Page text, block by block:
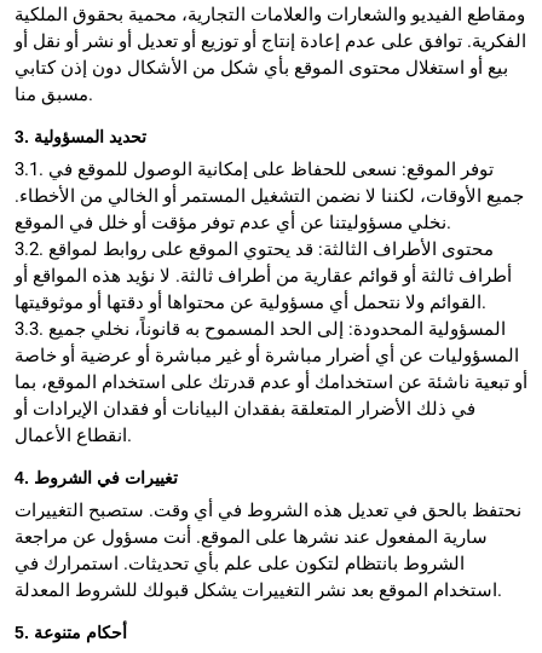
ومقاطع الفيديو والشعارات والعلامات التجارية، محمية بحقوق الملكية
الفكرية. توافق على عدم إعادة إنتاج أو توزيع أو تعديل أو نشر أو نقل أو
بيع أو استغلال محتوى الموقع بأي شكل من الأشكال دون إذن كتابي
مسبق منا.
3. تحديد المسؤولية
3.1. توفر الموقع: نسعى للحفاظ على إمكانية الوصول للموقع في
جميع الأوقات، لكننا لا نضمن التشغيل المستمر أو الخالي من الأخطاء.
نخلي مسؤوليتنا عن أي عدم توفر مؤقت أو خلل في الموقع.
3.2. محتوى الأطراف الثالثة: قد يحتوي الموقع على روابط لمواقع
أطراف ثالثة أو قوائم عقارية من أطراف ثالثة. لا نؤيد هذه المواقع أو
القوائم ولا نتحمل أي مسؤولية عن محتواها أو دقتها أو موثوقيتها.
3.3. المسؤولية المحدودة: إلى الحد المسموح به قانوناً، نخلي جميع
المسؤوليات عن أي أضرار مباشرة أو غير مباشرة أو عرضية أو خاصة
أو تبعية ناشئة عن استخدامك أو عدم قدرتك على استخدام الموقع، بما
في ذلك الأضرار المتعلقة بفقدان البيانات أو فقدان الإيرادات أو
انقطاع الأعمال.
4. تغييرات في الشروط
نحتفظ بالحق في تعديل هذه الشروط في أي وقت. ستصبح التغييرات
سارية المفعول عند نشرها على الموقع. أنت مسؤول عن مراجعة
الشروط بانتظام لتكون على علم بأي تحديثات. استمرارك في
استخدام الموقع بعد نشر التغييرات يشكل قبولك للشروط المعدلة.
5. أحكام متنوعة